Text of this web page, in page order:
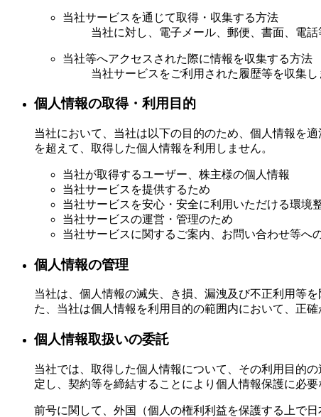
当社サービスを通じて取得・収集する方法
当社に対し、電子メール、郵便、書面、電
当社等へアクセスされた際に情報を収集する方法
当社サービスをご利用された履歴等を収集
個人情報の取得・利用目的
当社において、当社は以下の目的のため、個人情報を
を超えて、取得した個人情報を利用しません。
当社が取得するユーザー、株主様の個人情報
当社サービスを提供するため
当社サービスを安心・安全に利用いただける環境
当社サービスの運営・管理のため
当社サービスに関するご案内、お問い合わせ等へ
個人情報の管理
当社は、個人情報の滅失、き損、漏洩及び不正利用等
た、当社は個人情報を利用目的の範囲内において、正
個人情報取扱いの委託
当社では、取得した個人情報について、その利用目的
定し、契約等を締結することにより個人情報保護に必
前号に関して、外国（個人の権利利益を保護する上で